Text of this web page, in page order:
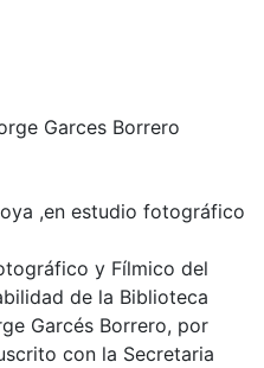
Garces Borrero
,en estudio fotográfico
y Fílmico del
de la Biblioteca
Garcés Borrero, por
con la Secretaria